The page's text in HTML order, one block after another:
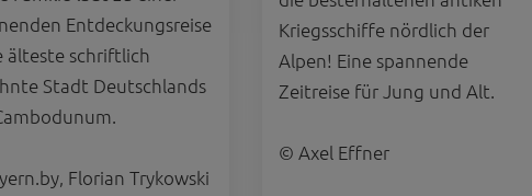
Entdeckungsreise
älteste schriftlich
Stadt Deutschlands
Florian Trykowski
Kriegsschiffe nördlich der
Alpen! Eine spannende
Zeitreise für Jung und Alt.
© Axel Effner